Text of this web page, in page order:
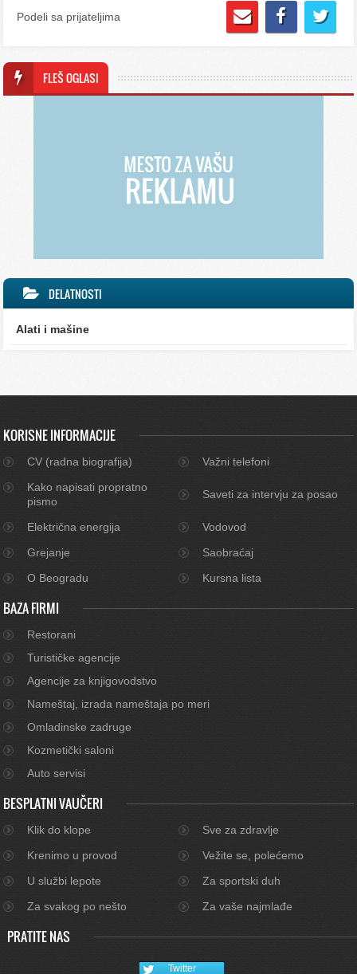
Podeli sa prijateljima
FLEŠ OGLASI
DELATNOSTI
Alati i mašine
KORISNE INFORMACIJE
CV (radna biografija)
Važni telefoni
Kako napisati propratno
pismo
Saveti za intervju za posao
Električna energija
Vodovod
Grejanje
Saobraćaj
O Beogradu
Kursna lista
BAZA FIRMI
Restorani
Turističke agencije
Agencije za knjigovodstvo
Nameštaj, izrada nameštaja po meri
Omladinske zadruge
Kozmetički saloni
Auto servisi
BESPLATNI VAUČERI
Klik do klope
Sve za zdravlje
Krenimo u provod
Vežite se, polećemo
U službi lepote
Za sportski duh
Za svakog po nešto
Za vaše najmlađe
PRATITE NAS
Twitter